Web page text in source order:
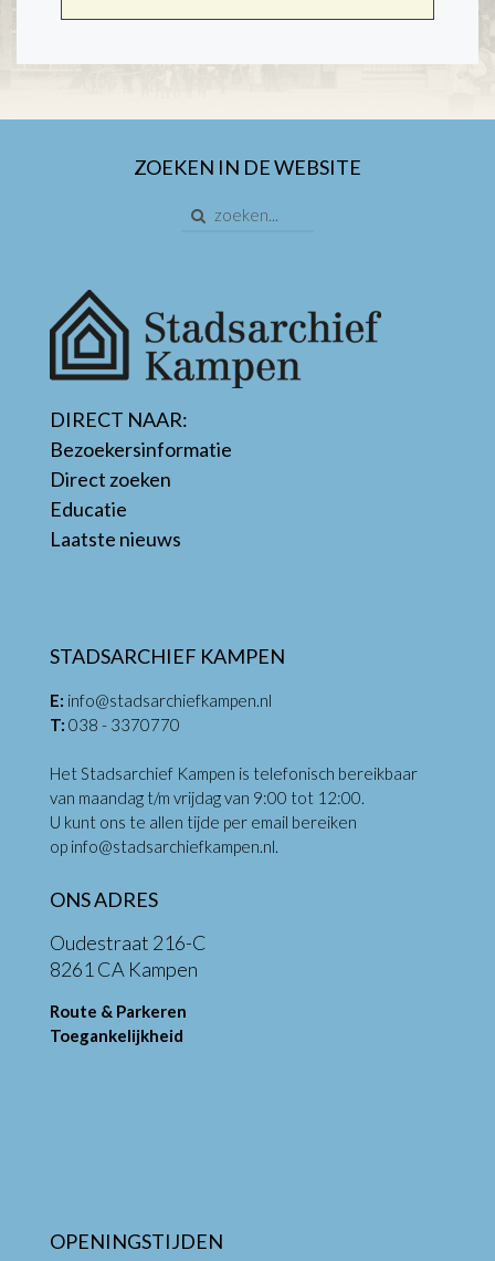
ZOEKEN IN DE WEBSITE
DIRECT NAAR:
Bezoekersinformatie
Direct zoeken
Educatie
Laatste nieuws
STADSARCHIEF KAMPEN
E: info@stadsarchiefkampen.nl
T: 038 - 3370770
Het Stadsarchief Kampen is telefonisch bereikbaar
van maandag t/m vrijdag van 9:00 tot 12:00.
U kunt ons te allen tijde per email bereiken
op info@stadsarchiefkampen.nl.
ONS ADRES
Oudestraat 216-C
8261 CA Kampen
Route & Parkeren
Toegankelijkheid
OPENINGSTIJDEN